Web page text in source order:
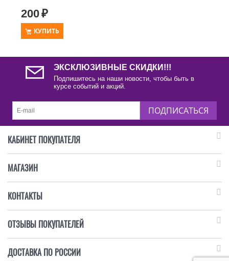
200₽
КУПИТЬ
ЭКСКЛЮЗИВНЫЕ СКИДКИ!!!
Подпишитесь на наши новости, чтобы быть в
курсе событий и акций.
ПОДПИСАТЬСЯ
КАБИНЕТ ПОКУПАТЕЛЯ
МАГАЗИН
КОНТАКТЫ
ОТЗЫВЫ ПОКУПАТЕЛЕЙ
ДОСТАВКА ПО РОССИИ